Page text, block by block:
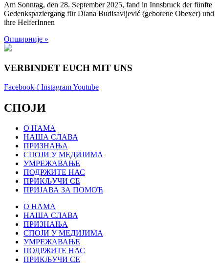
Am Sonntag, den 28. September 2025, fand in Innsbruck der fünfte
Gedenkspaziergang für Diana Budisavljević (geborene Obexer) und
ihre HelferInnen
Опширније »
VERBINDET EUCH MIT UNS
Facebook-f InstagramYoutube
СПОЈИ
О НАМА
НАША СЛАВА
ПРИЗНАЊА
СПОЈИ У МЕДИЈИМА
УМРЕЖАВАЊЕ
ПОДРЖИТЕ НАС
ПРИКЉУЧИ СЕ
ПРИЈАВА ЗА ПОМОЋ
О НАМА
НАША СЛАВА
ПРИЗНАЊА
СПОЈИ У МЕДИЈИМА
УМРЕЖАВАЊЕ
ПОДРЖИТЕ НАС
ПРИКЉУЧИ СЕ